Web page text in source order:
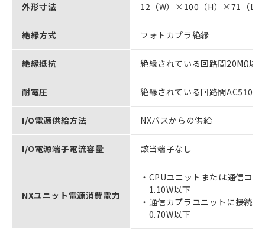
外形寸法 12（W）×100（H）×71（D）
絶縁方式 フォトカプラ絶縁
絶縁抵抗 絶縁されている回路間20MΩ以
耐電圧 絶縁されている回路間AC510V
I/O電源供給方法 NXバスからの供給
I/O電源端子電流容量 該当端子なし
NXユニット電源消費電力
・CPUユニットまたは通信コ
1.10W以下
・通信カプラユニットに接続
0.70W以下